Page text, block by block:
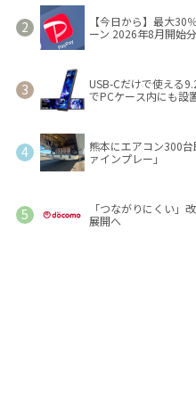
【今日から】最大30
ーン 2026年8月開始分
USB-Cだけで使える
でPCケース内にも設
熊本にエアコン300
ァインプレー」
「つながりにくい
展開へ